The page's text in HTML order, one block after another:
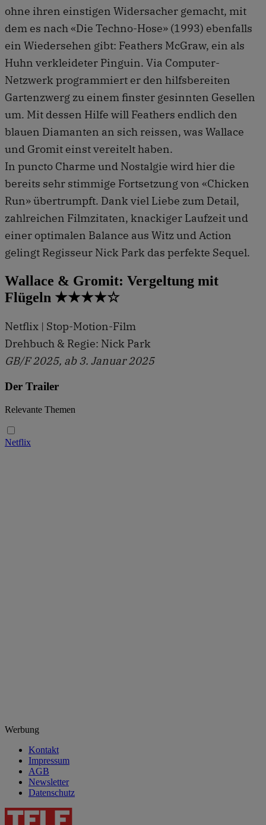
ohne ihren einstigen Widersacher gemacht, mit
dem es nach «Die Techno-Hose» (1993) ebenfalls
ein Wiedersehen gibt: Feathers McGraw, ein als
Huhn verkleideter Pinguin. Via Computer-
Netzwerk programmiert er den hilfsbereiten
Gartenzwerg zu einem finster gesinnten Gesellen
um. Mit dessen Hilfe will Feathers endlich den
blauen Diamanten an sich reissen, was Wallace
und Gromit einst vereitelt haben.
In puncto Charme und Nostalgie wird hier die
bereits sehr stimmige Fortsetzung von «Chicken
Run» übertrumpft. Dank viel Liebe zum Detail,
zahlreichen Filmzitaten, knackiger Laufzeit und
einer optimalen Balance aus Witz und Action
gelingt Regisseur Nick Park das perfekte Sequel.
Wallace & Gromit: Vergeltung mit
Flügeln ★★★★☆
Netflix | Stop-Motion-Film
Drehbuch & Regie: Nick Park
GB/F 2025, ab 3. Januar 2025
Der Trailer
Relevante Themen
Netflix
Werbung
Kontakt
Impressum
AGB
Newsletter
Datenschutz